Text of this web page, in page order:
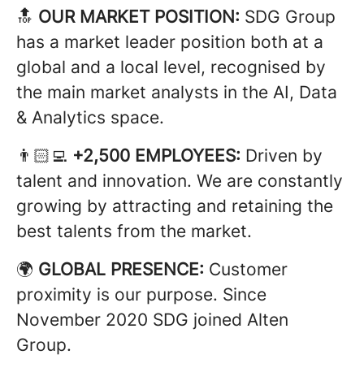
🔝 OUR MARKET POSITION: SDG Group
has a market leader position both at a
global and a local level, recognised by
the main market analysts in the AI, Data
& Analytics space.
👨🏻‍💻 +2,500 EMPLOYEES: Driven by
talent and innovation. We are constantly
growing by attracting and retaining the
best talents from the market.
🌍 GLOBAL PRESENCE: Customer
proximity is our purpose. Since
November 2020 SDG joined Alten
Group.